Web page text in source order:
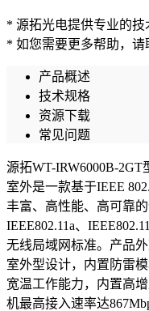
* 源拓光电提供专业的技
* 如您需要更多帮助，请
产品概述
技术规格
资源下载
常见问题
源拓WT-IRW6000B-
室外是一款基于IEEE
丰富、高性能、高可靠
IEEE802.11a、
无线局域网标准。产品
室外型设计，内置防雷
宽温工作能力，内置高
机最高接入速率达